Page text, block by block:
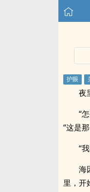
夜
“
“这是
“
海
里，开